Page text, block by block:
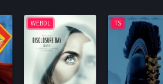
WEBDL TS